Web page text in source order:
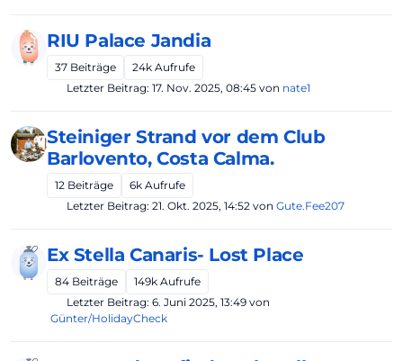
RIU Palace Jandia
37 Beiträge 24k Aufrufe
Letzter Beitrag: 17. Nov. 2025, 08:45 von nate1
Steiniger Strand vor dem Club
Barlovento, Costa Calma.
12 Beiträge 6k Aufrufe
Letzter Beitrag: 21. Okt. 2025, 14:52 von Gute.Fee207
Ex Stella Canaris- Lost Place
84 Beiträge 149k Aufrufe
Letzter Beitrag: 6. Juni 2025, 13:49 von
Günter/HolidayCheck